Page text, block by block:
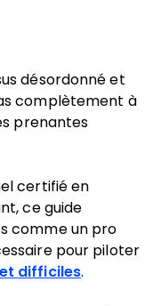
désordonné et
complètement à
prenantes
certifié en
ce guide
comme un pro
pour piloter
difficiles.